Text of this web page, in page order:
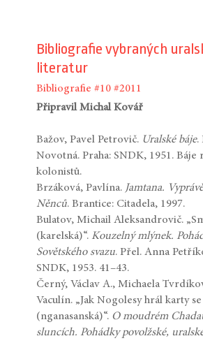
Bibliografie vybraných
literatur
Bibliografie #10 #2011
Připravil Michal Kovář
Bažov, Pavel Petrovič. Uralské báje.
Novotná. Praha: SNDK, 1951. Báje
kolonistů.
Brzáková, Pavlína. Jamtana.
Něnců. Brantice: Citadela, 1997.
Bulatov, Michail Aleksandrovič.
(karelská)“. Kouzelný mlýnek.
Sovětského svazu. Přel. Anna
SNDK, 1953. 41–43.
Černý, Václav A., Michaela
Vaculín. „Jak Nogolesy hrál karty
(nganasanská)“. O moudrém
sluncích. Pohádky povolžské,